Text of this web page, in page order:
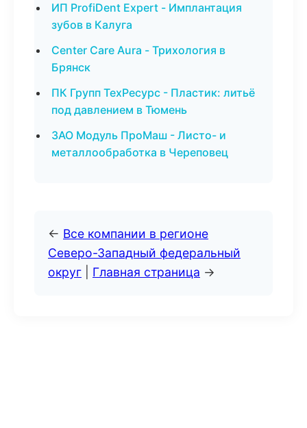
ИП ProfiDent Expert - Имплантация
зубов в Калуга
Center Care Aura - Трихология в
Брянск
ПК Групп ТехРесурс - Пластик: литьё
под давлением в Тюмень
ЗАО Модуль ПроМаш - Листо- и
металлообработка в Череповец
← Все компании в регионе
Северо-Западный федеральный
округ
Главная страница →